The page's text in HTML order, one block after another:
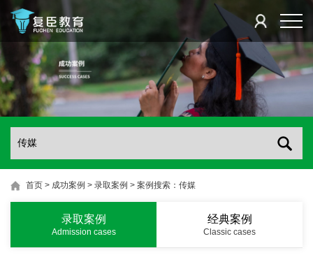
首页 > 成功案例 > 录取案例 > 案例搜索：传媒
录取案例
Admission cases
经典案例
Classic cases